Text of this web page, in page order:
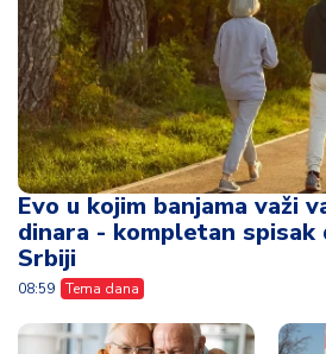
Evo u kojim banjama važi
dinara - kompletan spisak
Srbiji
08:59 Tema dana